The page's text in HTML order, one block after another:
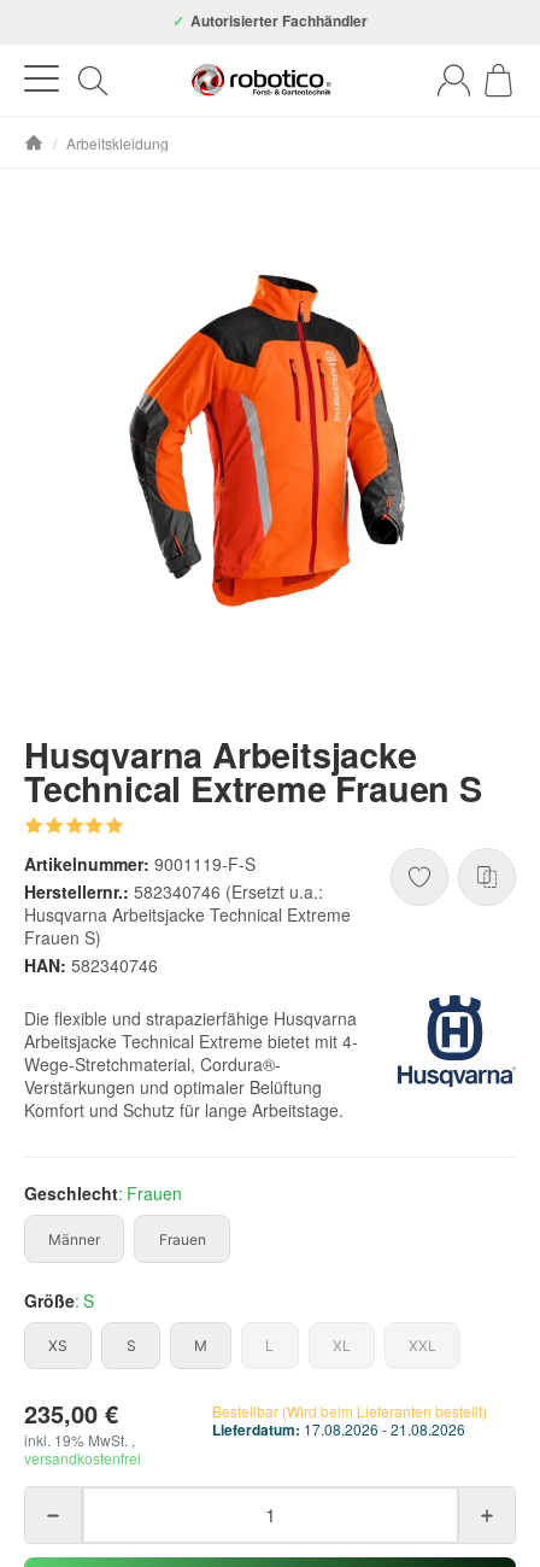
Autorisierter Fachhändler
/ Arbeitskleidung
Husqvarna Arbeitsjacke
Technical Extreme Frauen S
Artikelnummer: 9001119-F-S
Herstellernr.: 582340746 (Ersetzt u.a.:
Husqvarna Arbeitsjacke Technical Extreme
Frauen S)
HAN: 582340746
Die flexible und strapazierfähige Husqvarna
Arbeitsjacke Technical Extreme bietet mit 4-
Wege-Stretchmaterial, Cordura®-
Verstärkungen und optimaler Belüftung
Komfort und Schutz für lange Arbeitstage.
Geschlecht Frauen
MännerMänner FrauenFrauen
Größe S
XS SS MM L XL XXL
235,00 €
inkl. 19% MwSt. ,
versandkostenfrei
Bestellbar (Wird beim Lieferanten bestellt)
Lieferdatum: 17.08.2026 - 21.08.2026